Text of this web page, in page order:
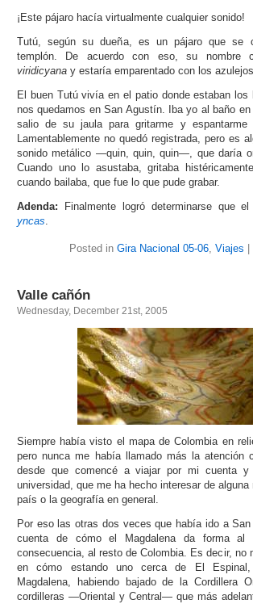
¡Este pájaro hacía virtualmente cualquier sonido!
Tutú, según su dueña, es un pájaro que se
templón. De acuerdo con eso, su nombre
viridicyana y estaría emparentado con los
El buen Tutú vivía en el patio donde estaban los
nos quedamos en San Agustín. Iba yo al baño
salio de su jaula para gritarme y espantarme
Lamentablemente no quedó registrada, pero es
sonido metálico —quin, quin, quin—, que daría
Cuando uno lo asustaba, gritaba
cuando bailaba, que fue lo que pude grabar.
Adenda: Finalmente logró determinarse que
yncas.
Posted in Gira Nacional 05-06, Viajes
Valle cañón
Wednesday, December 21st, 2005
Siempre había visto el mapa de Colombia en
pero nunca me había llamado más la atención
desde que comencé a viajar por mi cuenta
universidad, que me ha hecho interesar de
país o la geografía en general.
Por eso las otras dos veces que había ido a
cuenta de cómo el Magdalena da forma
consecuencia, al resto de Colombia. Es decir, no
en cómo estando uno cerca de El
Magdalena, habiendo bajado de la Cordillera
cordilleras —Oriental y Central— que más